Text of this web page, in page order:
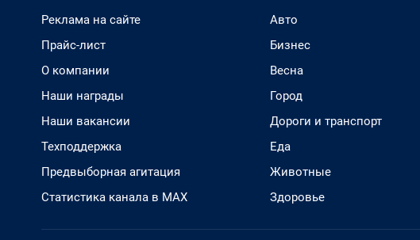
Реклама на сайте
Прайс-лист
О компании
Наши награды
Наши вакансии
Техподдержка
Предвыборная агитация
Статистика канала в MAX
Авто
Бизнес
Весна
Город
Дороги и транспорт
Еда
Животные
Здоровье